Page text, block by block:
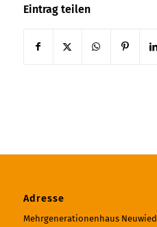
Eintrag teilen
Adresse
Mehrgenerationenhaus Neuwied